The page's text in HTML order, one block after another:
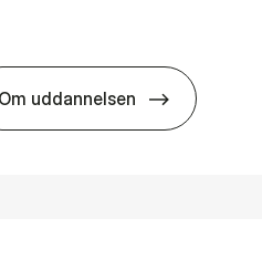
Om uddannelsen
BSc in Busi­ness